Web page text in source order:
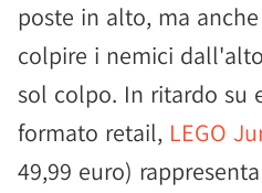
poste in alto, ma
colpire i nemici
sol colpo. In ritardo su
formato retail, LEGO
49,99 euro)